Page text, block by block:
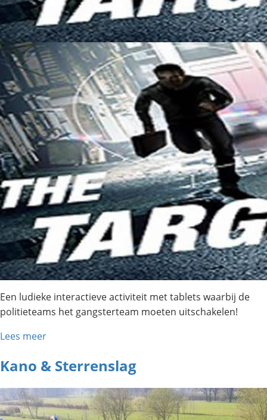
Een ludieke interactieve activiteit met tablets waarbij de
politieteams het gangsterteam moeten uitschakelen!
Lees meer
Kano & Sterrenslag